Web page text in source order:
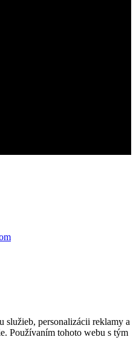
služieb, personalizácii reklamy a
Používaním tohoto webu s tým